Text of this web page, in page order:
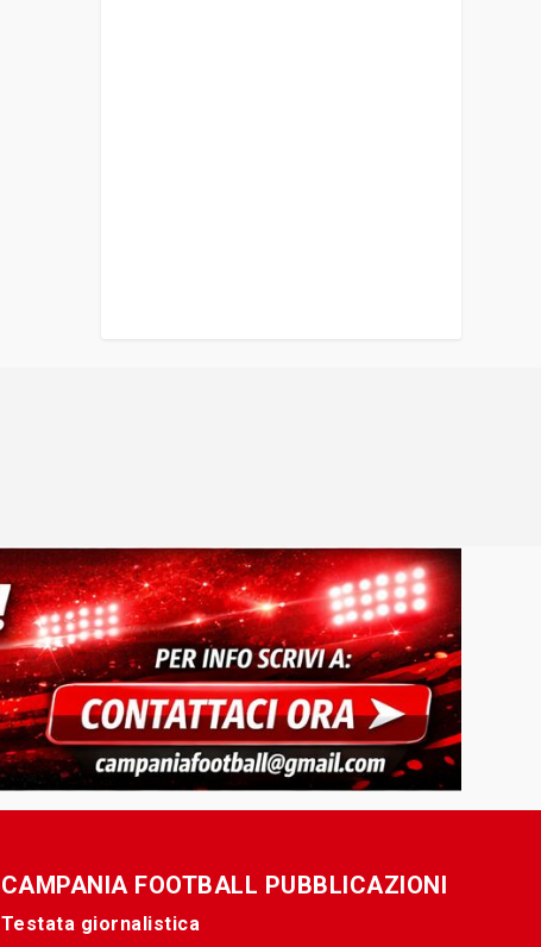
CAMPANIA FOOTBALL PUBBLICAZIONI
Testata giornalistica